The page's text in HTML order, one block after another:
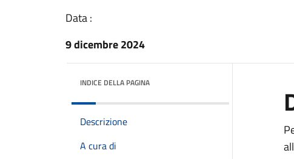
Data :
9 dicembre 2024
INDICE DELLA PAGINA
Descrizione
A cura di